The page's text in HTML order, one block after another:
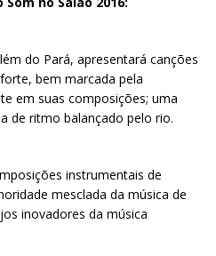
do Pará, apresentará canções
bem marcada pela
em suas composições; uma
de ritmo balançado pelo rio.
instrumentais de
mesclada da música de
inovadores da música